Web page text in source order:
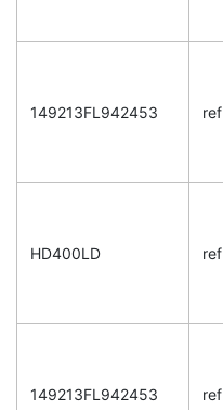
149213FL942453 ref
HD400LD ref
149213FL942453 ref